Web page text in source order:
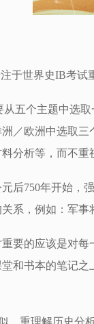
于世界史IB考试
五个主题中选
／欧洲中选取
分析等，而不重
后750年开始，
系，例如：军事
要的应该是对
和书本的笔记之
，重理解历史分